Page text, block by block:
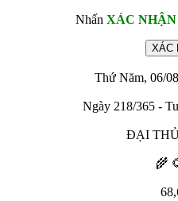
Nhấn XÁC NHẬN
Thứ Năm, 06/
Ngày 218/365 -
ĐẠI
🌾